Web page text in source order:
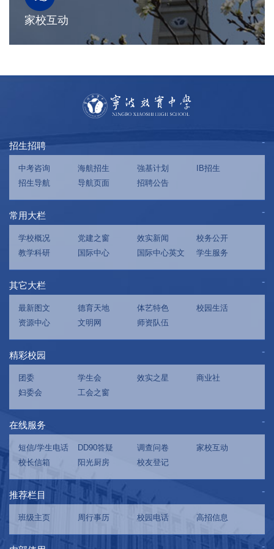
家校互动
招生招聘
中考咨询 海航招生 強基计划
IB招生
招生导航
导航页面 招聘公告
常用大栏
学校概况 党建之窗 效实新闻
校务公开
教学科研
国际中心 国际中心英文 学生服务
其它大栏
最新图文 德育天地 体艺特色
校园生活
资源中心
文明网 师资队伍
精彩校园
团委 学生会 效实之星
商业社
妇委会
工会之窗
在线服务
短信/学生电话 DD90答疑 调查问卷
家校互动
校长信箱
阳光厨房 校友登记
推荐栏目
班级主页 周行事历 校园电话 高招信息